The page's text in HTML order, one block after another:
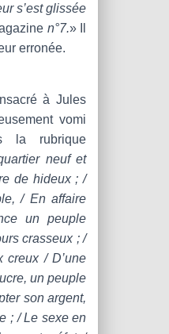
s’est glissée
n°7.» Il
erronée.
à Jules
vomi
la rubrique
neuf et
de hideux ; /
/ En affaire
un peuple
crasseux ; /
creux / D’une
un peuple
son argent,
; / Le sexe en